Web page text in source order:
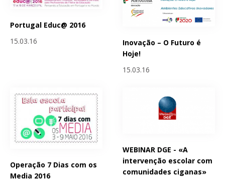
Portugal Educ@ 2016
15.03.16
Inovação – O Futuro é
Hoje!
15.03.16
Operação 7 Dias com os
Media 2016
WEBINAR DGE - «A
intervenção escolar com
comunidades ciganas»